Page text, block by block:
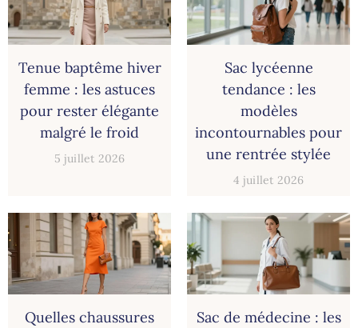
Tenue baptême hiver
femme : les astuces
pour rester élégante
malgré le froid
5 juillet 2026
Sac lycéenne
tendance : les
modèles
incontournables pour
une rentrée stylée
4 juillet 2026
Quelles chaussures
Sac de médecine : les